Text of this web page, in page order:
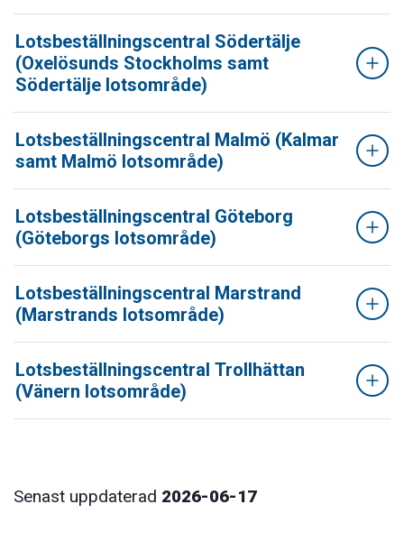
Lotsbeställningscentral Södertälje
(Oxelösunds Stockholms samt
Södertälje lotsområde)
Lotsbeställningscentral Malmö (Kalmar
samt Malmö lotsområde)
Lotsbeställningscentral Göteborg
(Göteborgs lotsområde)
Lotsbeställningscentral Marstrand
(Marstrands lotsområde)
Lotsbeställningscentral Trollhättan
(Vänern lotsområde)
Senast uppdaterad 2026-06-17